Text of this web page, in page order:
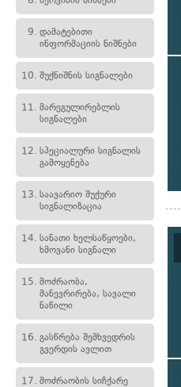
9. დამატებითი
ინფორმაციის ნიშნები
10. შუქნიშნის სიგნალები
11. მარეგულირებლის
სიგნალები
12. სპეციალური სიგნალის
გამოყენება
13. საავარიო შუქური
სიგნალიზაცია
14. სანათი ხელსაწყოები,
ხმოვანი სიგნალი
15. მოძრაობა,
მანევრირება, სავალი
ნაწილი
16. გასწრება შემხვედრის
გვერდის ავლით
17. მოძრაობის სიჩქარე